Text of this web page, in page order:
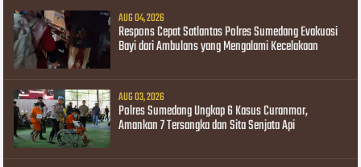
AUG 04, 2026
Respons Cepat Satlantas Polres Sumedang Evakuasi
Bayi dari Ambulans yang Mengalami Kecelakaan
AUG 03, 2026
Polres Sumedang Ungkap 6 Kasus Curanmor,
Amankan 7 Tersangka dan Sita Senjata Api